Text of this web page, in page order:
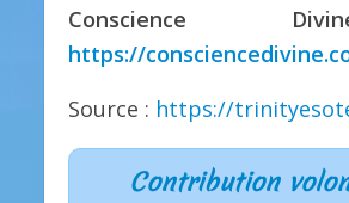
Conscience
https://
Source : https://
Contribution